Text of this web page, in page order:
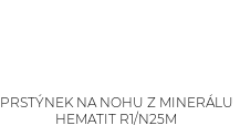
PRSTÝNEK NA NOHU Z MINERÁLU
HEMATIT R1/N25M